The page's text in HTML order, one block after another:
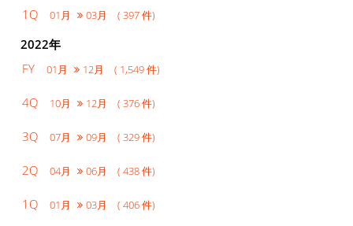
1Q 01月 03月 ( 397 件)
2022年
FY 01月 12月 ( 1,549 件)
4Q 10月 12月 ( 376 件)
3Q 07月 09月 ( 329 件)
2Q 04月 06月 ( 438 件)
1Q 01月 03月 ( 406 件)